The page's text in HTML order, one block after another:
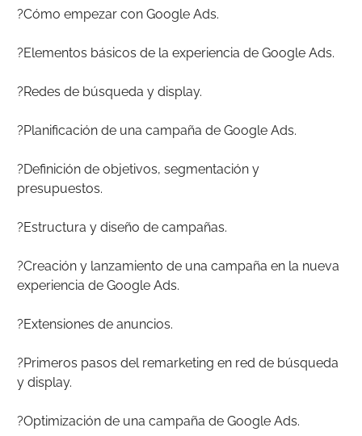
?Cómo empezar con Google Ads.
?Elementos básicos de la experiencia de Google Ads.
?Redes de búsqueda y display.
?Planificación de una campaña de Google Ads.
?Definición de objetivos, segmentación y
presupuestos.
?Estructura y diseño de campañas.
?Creación y lanzamiento de una campaña en la nueva
experiencia de Google Ads.
?Extensiones de anuncios.
?Primeros pasos del remarketing en red de búsqueda
y display.
?Optimización de una campaña de Google Ads.